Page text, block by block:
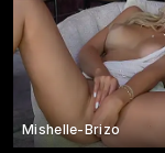
Mishelle-Brizo